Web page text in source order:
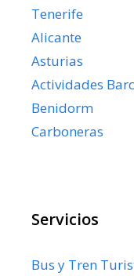
Tenerife
Alicante
Asturias
Actividades
Benidorm
Carboneras
Servicios
Bus y Tren